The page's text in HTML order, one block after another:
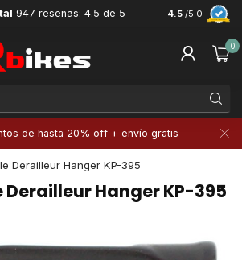
947 reseñas: 4.5 de 5 4.5 /5.0
0
de hasta 20% off + envío gratis
Derailleur Hanger KP-395
Hanger KP-395